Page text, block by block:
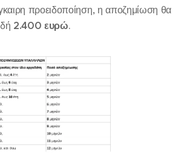
προειδοποίηση, η αποζημίωση θα
2.400 ευρώ.